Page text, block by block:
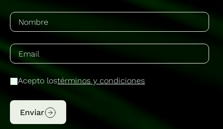
Acepto lostérminos y condiciones
Enviar